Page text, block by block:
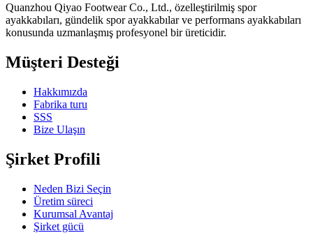
Quanzhou Qiyao Footwear Co., Ltd., özelleştirilmiş spor
ayakkabıları, gündelik spor ayakkabılar ve performans ayakkabıları
konusunda uzmanlaşmış profesyonel bir üreticidir.
Müşteri Desteği
Hakkımızda
Fabrika turu
SSS
Bize Ulaşın
Şirket Profili
Neden Bizi Seçin
Üretim süreci
Kurumsal Avantaj
Şirket gücü